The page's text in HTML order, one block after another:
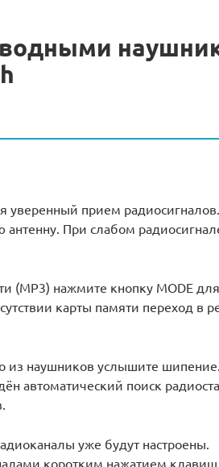
уверенный прием радиосигналов.
При слабом
(MP3) нажмите кнопку MODE для
карты памяти переход в
наушников услышите
автоматический поиск
уже будут настроены.
коротким нажатием клавиш